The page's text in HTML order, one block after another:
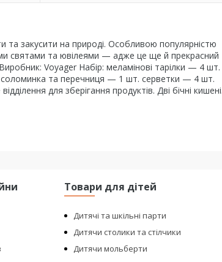
та закусити на природі. Особливою популярністю
святами та ювілеями — адже це ще й прекрасний
Voyager Набір: меламінові тарілки — 4 шт.
та перечниця — 1 шт. серветки — 4 шт.
для зберігання продуктів. Дві бічні кишені.
Товари для дітей
Дитячі та шкільні парти
Дитячи столики та стілчики
Дитячи мольберти